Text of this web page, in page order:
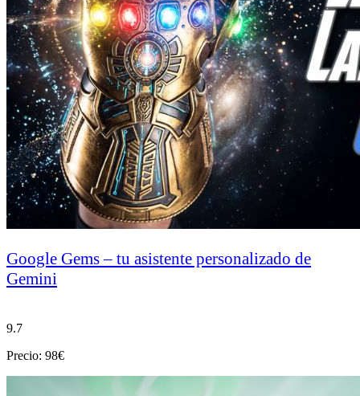
Google Gems – tu asistente personalizado de
Gemini
9.7
Precio: 98€